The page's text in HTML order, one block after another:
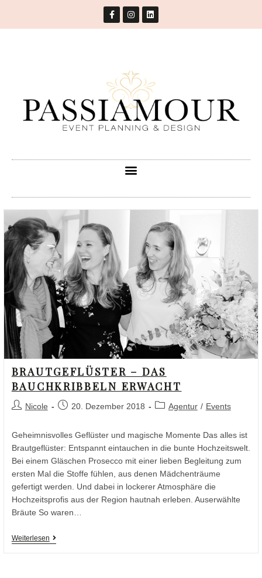
BRAUTGEFLÜSTER – DAS
BAUCHKRIBBELN ERWACHT
Nicole 20. Dezember 2018 Agentur / Events
Geheimnisvolles Geflüster und magische Momente Das alles ist
Brautgeflüster: Entspannt eintauchen in die bunte Hochzeitswelt.
Bei einem Gläschen Prosecco mit einer lieben Begleitung zum
ersten Mal die Stoffe fühlen, aus denen Mädchenträume
gefertigt werden. Und dabei in lockerer Atmosphäre die
Hochzeitsprofis aus der Region hautnah erleben. Auserwählte
Bräute So waren…
Weiterlesen